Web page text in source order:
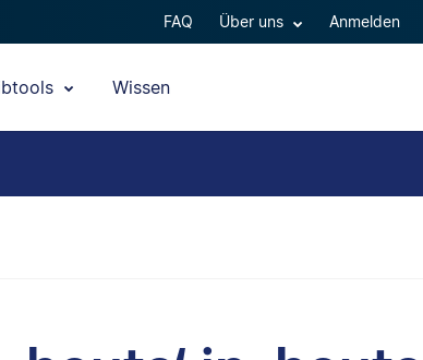
FAQ Über uns Anmelden
Wissen